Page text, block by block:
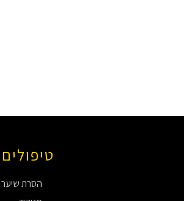
טיפולים
הסרת שיער